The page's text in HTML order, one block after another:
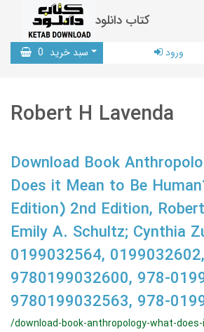
کتاب دانلود
سبد خرید 0 ورود
Robert H Lavenda
Download Book
Does it Mean to Be
Edition) 2nd Edition,
Emily A. Schultz; Cynthia
0199032564, 0199032602,
9780199032600, 978-
9780199032563, 978-
/download-book-anthropology-what-